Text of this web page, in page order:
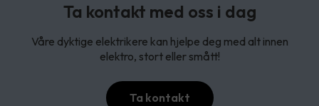
Ta kontakt med oss i dag
Våre dyktige elektrikere kan hjelpe deg med alt innen
elektro, stort eller smått!
Ta kontakt